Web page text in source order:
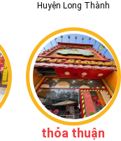
Huyện Long Thành
thỏa thuận